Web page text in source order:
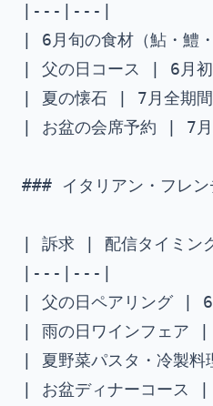
|---|---|
| 6月旬の食材（鮎・
| 父の日コース | 6月
| 夏の懐石 | 7月全期
| お盆の会席予約 | 7
### イタリアン・フレン
| 訴求 | 配信タイミン
|---|---|
| 父の日ペアリング | 6
| 雨の日ワインフェア
| 夏野菜パスタ・冷製
| お盆ディナーコース